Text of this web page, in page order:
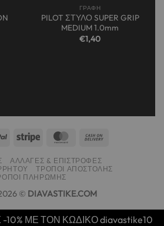
ΓΡΑΦΗ
PILOT ΣΤΥΛΟ SUPER GRIP
MEDIUM 1.0mm
€1,40
ΑΛΛΑΓΈΣ & ΕΠΙΣΤΡΟΦΈΣ
ΤΡΌΠΟΙ ΑΠΟΣΤΟΛΉΣ
ΠΛΗΡΩΜΉΣ
© DIAVASTIKE.COM
10% ΜΕ ΤΟΝ ΚΩΔΙΚΟ diavastike10